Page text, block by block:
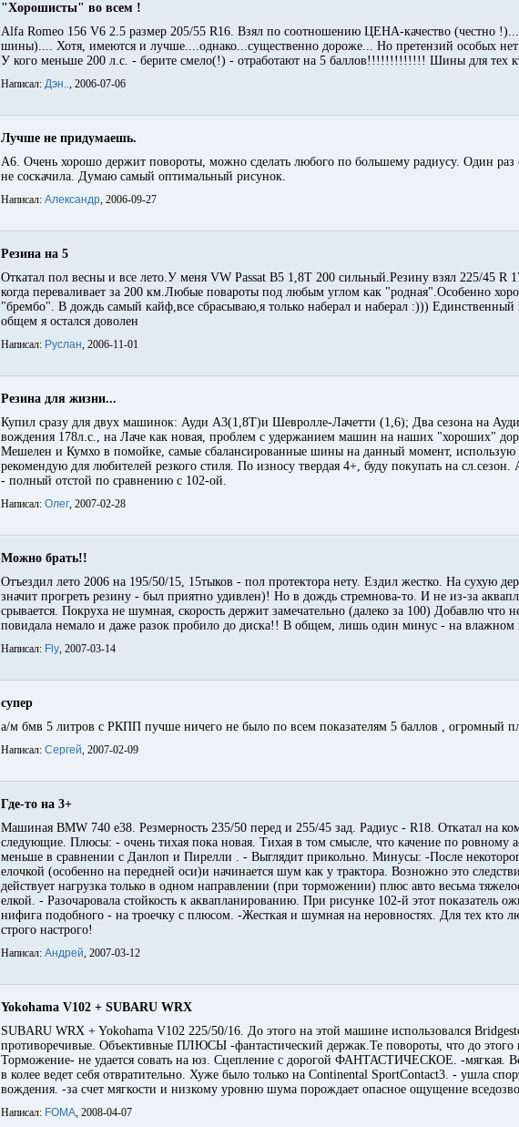
"Хорошисты" во всем !
Alfa Romeo 156 V6 2.5 размер 205/55 R16. Взял по соотношению ЦЕНА-качество (честно
шины).... Хотя, имеются и лучше....однако...существенно дороже... Но претензий особых
У кого меньше 200 л.с. - берите смело(!) - отработают на 5 баллов!!!!!!!!!!!!! Шины для
Написал: Дэн.., 2006-07-06
Лучше не придумаешь.
A6. Очень хорошо держит повороты, можно сделать любого по большему радиусу. Один раз
не соскачила. Думаю самый оптимальный рисунок.
Написал: Александр, 2006-09-27
Резина на 5
Откатал пол весны и все лето.У меня VW Passat B5 1,8T 200 сильный.Резину взял 225/45 R
когда переваливает за 200 км.Любые повароты под любым углом как "родная".Особенно
"брембо". В дождь самый кайф,все сбрасываю,я только наберал и наберал :)))
общем я остался доволен
Написал: Руслан, 2006-11-01
Резина для жизни...
Купил сразу для двух машинок: Ауди А3(1,8Т)и Шевролле-Лачетти (1,6); Два сезона на
вождения 178л.с., на Лаче как новая, проблем с удержанием машин на наших "хороших"
Мешелен и Кумхо в помойке, самые сбалансированные шины на данный момент, использую
рекомендую для любителей резкого стиля. По износу твердая 4+, буду покупать на
- полный отстой по сравнению с 102-ой.
Написал: Олег, 2007-02-28
Можно брать!!
Отъездил лето 2006 на 195/50/15, 15тыков - пол протектора нету. Ездил жестко. На сухую
значит прогреть резину - был приятно удивлен)! Но в дождь стремнова-то. И не из-за
срывается. Покруха не шумная, скорость держит замечательно (далеко за 100) Добавлю что
повидала немало и даже разок пробило до диска!! В общем, лишь один минус - на влажном
Написал: Fly, 2007-03-14
супер
а/м бмв 5 литров с РКПП пучше ничего не было по всем показателям 5 баллов , огромный
Написал: Сергей, 2007-02-09
Где-то на 3+
Машиная BMW 740 е38. Резмерность 235/50 перед и 255/45 зад. Радиус - R18. Откатал на
следующие. Плюсы: - очень тихая пока новая. Тихая в том смысле, что качение по ровному
меньше в сравнении с Данлоп и Пирелли . - Выглядит прикольно. Минусы: -После
елочкой (особенно на передней оси)и начинается шум как у трактора. Возножно это
действует нагрузка только в одном направлении (при торможении) плюс авто весьма
елкой. - Разочаровала стойкость к аквапланированию. При рисунке 102-й этот показатель
нифига подобного - на троечку с плюсом. -Жесткая и шумная на неровностях. Для тех кто
строго настрого!
Написал: Андрей, 2007-03-12
Yokohama V102 + SUBARU WRX
SUBARU WRX + Yokohama V102 225/50/16. До этого на этой машине использовался
противоречивые. Объективные ПЛЮСЫ -фантастический держак.Те повороты, что до этого
Торможение- не удается совать на юз. Сцепление с дорогой ФАНТАСТИЧЕСКОЕ. -мягкая.
в колее ведет себя отвратительно. Хуже было только на Continental SportContact3. - ушла
вождения. -за счет мягкости и низкому уровню шума порождает опасное ощущение
Написал: FOMA, 2008-04-07